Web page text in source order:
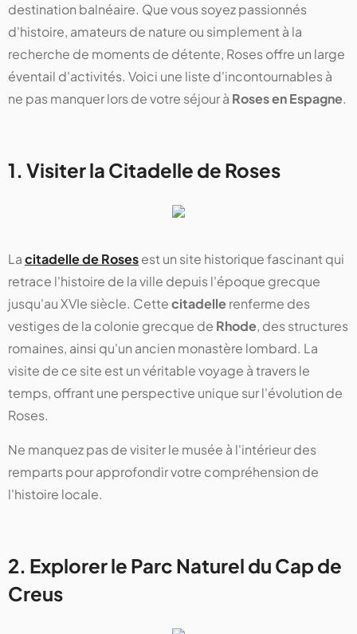
destination balnéaire. Que vous soyez passionnés
d'histoire, amateurs de nature ou simplement à la
recherche de moments de détente, Roses offre un large
éventail d'activités. Voici une liste d'incontournables à
ne pas manquer lors de votre séjour à Roses en Espagne.
1. Visiter la Citadelle de Roses
Lacitadelle de Rosesest un site historique fascinant qui
retrace l'histoire de la ville depuis l'époque grecque
jusqu'au XVIe siècle. Cettecitadellerenferme des
vestiges de la colonie grecque de Rhode, des structures
romaines, ainsi qu'un ancien monastère lombard. La
visite de ce site est un véritable voyage à travers le
temps, offrant une perspective unique sur l'évolution de
Roses.
Ne manquez pas de visiter le musée à l'intérieur des
remparts pour approfondir votre compréhension de
l'histoire locale.
2. Explorer le Parc Naturel du Cap de
Creus